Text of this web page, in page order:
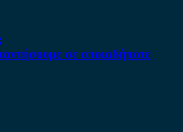
σε οποιαδήποτε